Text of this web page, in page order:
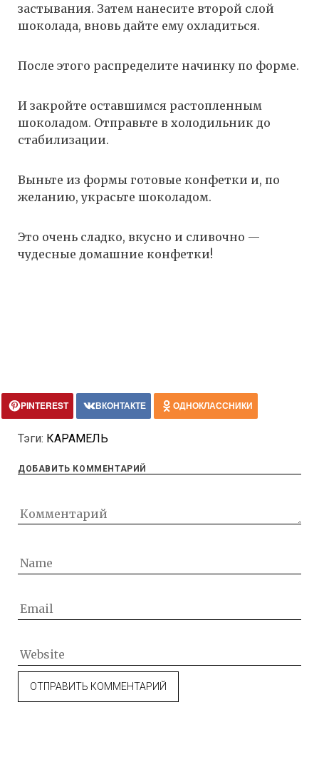
застывания. Затем нанесите второй слой
шоколада, вновь дайте ему охладиться.
После этого распределите начинку по форме.
И закройте оставшимся растопленным
шоколадом. Отправьте в холодильник до
стабилизации.
Выньте из формы готовые конфетки и, по
желанию, украсьте шоколадом.
Это очень сладко, вкусно и сливочно —
чудесные домашние конфетки!
PINTEREST ВКОНТАКТЕ ОДНОКЛАССНИКИ
Тэги: КАРАМЕЛЬ
ДОБАВИТЬ КОММЕНТАРИЙ